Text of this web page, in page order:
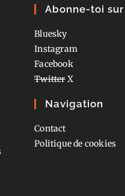
Abonne-toi
Bluesky
Instagram
Facebook
TwitterX
Navigation
Contact
Politique de cookies